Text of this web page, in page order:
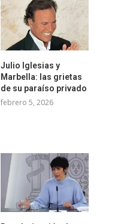
Julio Iglesias y
Marbella: las grietas
de su paraíso privado
febrero 5, 2026